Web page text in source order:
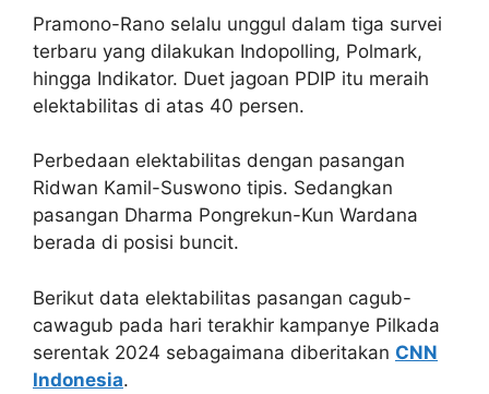
Pramono-Rano selalu unggul dalam tiga survei
terbaru yang dilakukan Indopolling, Polmark,
hingga Indikator. Duet jagoan PDIP itu meraih
elektabilitas di atas 40 persen.
Perbedaan elektabilitas dengan pasangan
Ridwan Kamil-Suswono tipis. Sedangkan
pasangan Dharma Pongrekun-Kun Wardana
berada di posisi buncit.
Berikut data elektabilitas pasangan cagub-
cawagub pada hari terakhir kampanye Pilkada
serentak 2024 sebagaimana diberitakan CNN
Indonesia.